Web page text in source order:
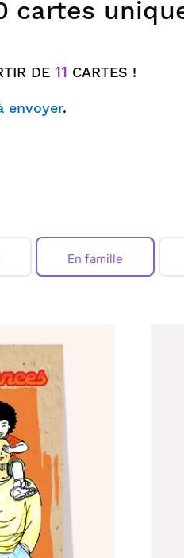
cartes
DE 11 CARTES !
envoyer.
En famille